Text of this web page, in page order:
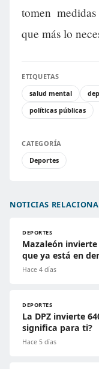
tomen
que más lo
ETIQUETAS
salud mental
políticas públicas
CATEGORÍA
Deportes
NOTICIAS
DEPORTES
Mazaleón
que ya está en
Hace 4 días
DEPORTES
La DPZ invierte
significa para ti?
Hace 5 días